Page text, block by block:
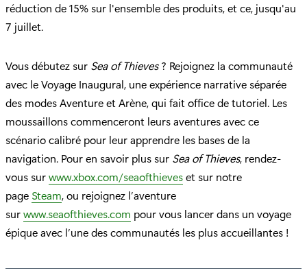
réduction de 15% sur l'ensemble des produits, et ce, jusqu'au
7 juillet.
Vous débutez sur Sea of Thieves? Rejoignez la communauté
avec le Voyage Inaugural, une expérience narrative séparée
des modes Aventure et Arène, qui fait office de tutoriel. Les
moussaillons commenceront leurs aventures avec ce
scénario calibré pour leur apprendre les bases de la
navigation. Pour en savoir plus sur Sea of Thieves, rendez-
vous surwww.xbox.com/seaofthieveset sur notre
page Steam, ou rejoignez l’aventure
surwww.seaofthieves.com pour vous lancer dans un voyage
épique avec l’une des communautés les plus accueillantes !